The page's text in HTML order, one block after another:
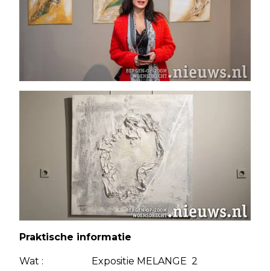
Praktische informatie
Wat : Expositie MELANGE 2